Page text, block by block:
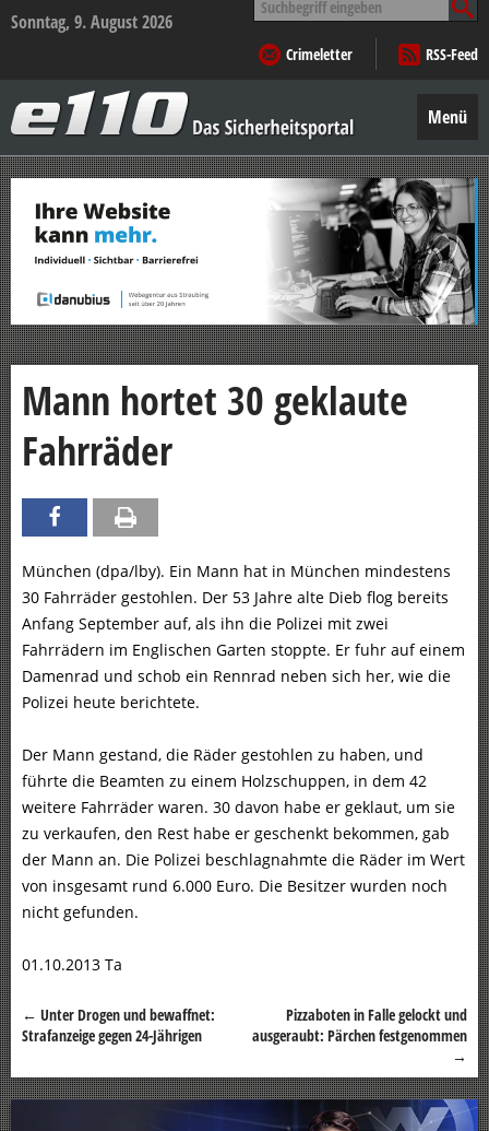
Sonntag, 9. August 2026
nach:
Crimeletter
RSS-Feed
–
Das
Sicherheitsportal
Menü
Zum
Inhalt
springen
Mann hortet 30 geklaute
Fahrräder
München (dpa/lby). Ein Mann hat in München mindestens
30 Fahrräder gestohlen. Der 53 Jahre alte Dieb flog bereits
Anfang September auf, als ihn die Polizei mit zwei
Fahrrädern im Englischen Garten stoppte. Er fuhr auf einem
Damenrad und schob ein Rennrad neben sich her, wie die
Polizei heute berichtete.
Der Mann gestand, die Räder gestohlen zu haben, und
führte die Beamten zu einem Holzschuppen, in dem 42
weitere Fahrräder waren. 30 davon habe er geklaut, um sie
zu verkaufen, den Rest habe er geschenkt bekommen, gab
der Mann an. Die Polizei beschlagnahmte die Räder im Wert
von insgesamt rund 6.000 Euro. Die Besitzer wurden noch
nicht gefunden.
01.10.2013 Ta
Beitragsnavigation
← Unter Drogen und bewaffnet:
Strafanzeige gegen 24-Jährigen
Pizzaboten in Falle gelockt und
ausgeraubt: Pärchen festgenommen
→